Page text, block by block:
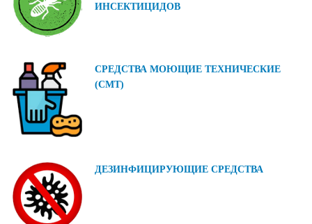
ИНСЕКТИЦИДОВ
СРЕДСТВА МОЮЩИЕ ТЕХНИЧЕСКИЕ
(СМТ)
ДЕЗИНФИЦИРУЮЩИЕ СРЕДСТВА